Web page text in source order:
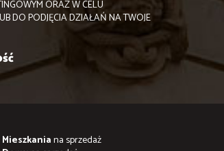
ORAZ W CELU
DO PODJĘCIA DZIAŁAŃ NA TWOJE
Mieszkaniana sprzedaż